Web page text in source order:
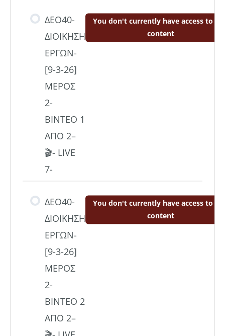
ΔΕΟ40-
ΔΙΟΙΚΗΣΗ
ΕΡΓΩΝ-
[9-3-26]
ΜΕΡΟΣ
2-
ΒΙΝΤΕΟ 1
ΑΠΟ 2–
🎬- LIVE
7-
You don't currently have access to
content
ΔΕΟ40-
ΔΙΟΙΚΗΣΗ
ΕΡΓΩΝ-
[9-3-26]
ΜΕΡΟΣ
2-
ΒΙΝΤΕΟ 2
ΑΠΟ 2–
You don't currently have access to
content